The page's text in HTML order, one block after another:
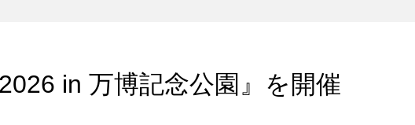
in 万博記念公園』を開催